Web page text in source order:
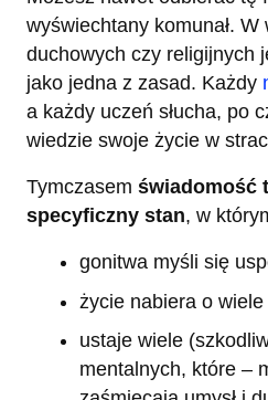
wyświechtany komunał. W
duchowych czy religijnych
jako jedna z zasad. Każdy
a każdy uczeń słucha, po
wiedzie swoje życie w
Tymczasem świadomość
specyficzny stan, w
gonitwa myśli się
życie nabiera o
ustaje wiele
mentalnych, które –